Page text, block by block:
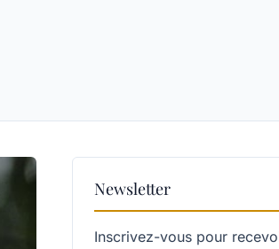
Newsletter
Inscrivez-vous pour